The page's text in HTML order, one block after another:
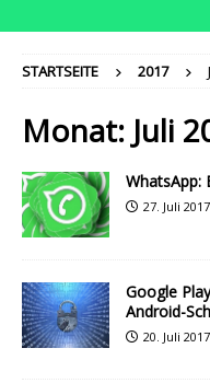
STARTSEITE 2017
Monat: Juli
WhatsApp:
27. Juli 2017
Google
Android-
20. Juli 2017